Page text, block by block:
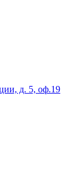
д. 5, оф.19